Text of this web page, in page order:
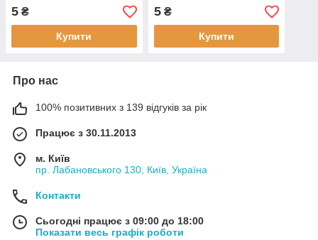
5 ₴
Купити
5₴
Купити
Про нас
100% позитивних з 139 відгуків за рік
Працює з 30.11.2013
м. Київ
пр. Лабановського 130, Київ, Україна
Контакти
Сьогодні працює з 09:00 до 18:00
Показати весь графік роботи